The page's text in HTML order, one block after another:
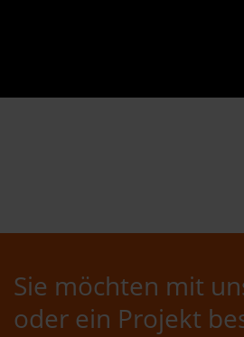
Sie möchten mit
oder ein Projekt